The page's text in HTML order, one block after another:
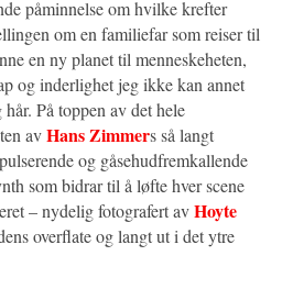
påminnelse om hvilke krefter
om en familiefar som reiser til
en ny planet til menneskeheten,
og inderlighet jeg ikke kan annet
På toppen av det hele
avHans Zimmers så langt
og gåsehudfremkallende
som bidrar til å løfte hver scene
– nydelig fotografert avHoyte
overflate og langt ut i det ytre